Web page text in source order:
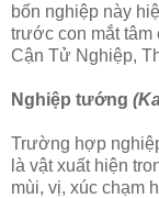
bốn nghiệp này
trước con mắt tâm
Cận Tử Nghiệp,
Nghiệp tướng
Trường hợp
là vật xuất hiện
mùi, vị, xúc chạm